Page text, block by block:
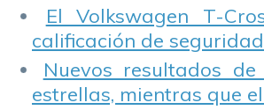
El Volkswagen T-
calificación de
Nuevos resultados
estrellas, mientras que